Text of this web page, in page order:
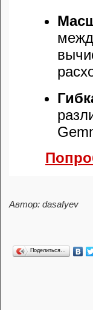
Автор: dasafyev
Поделиться…